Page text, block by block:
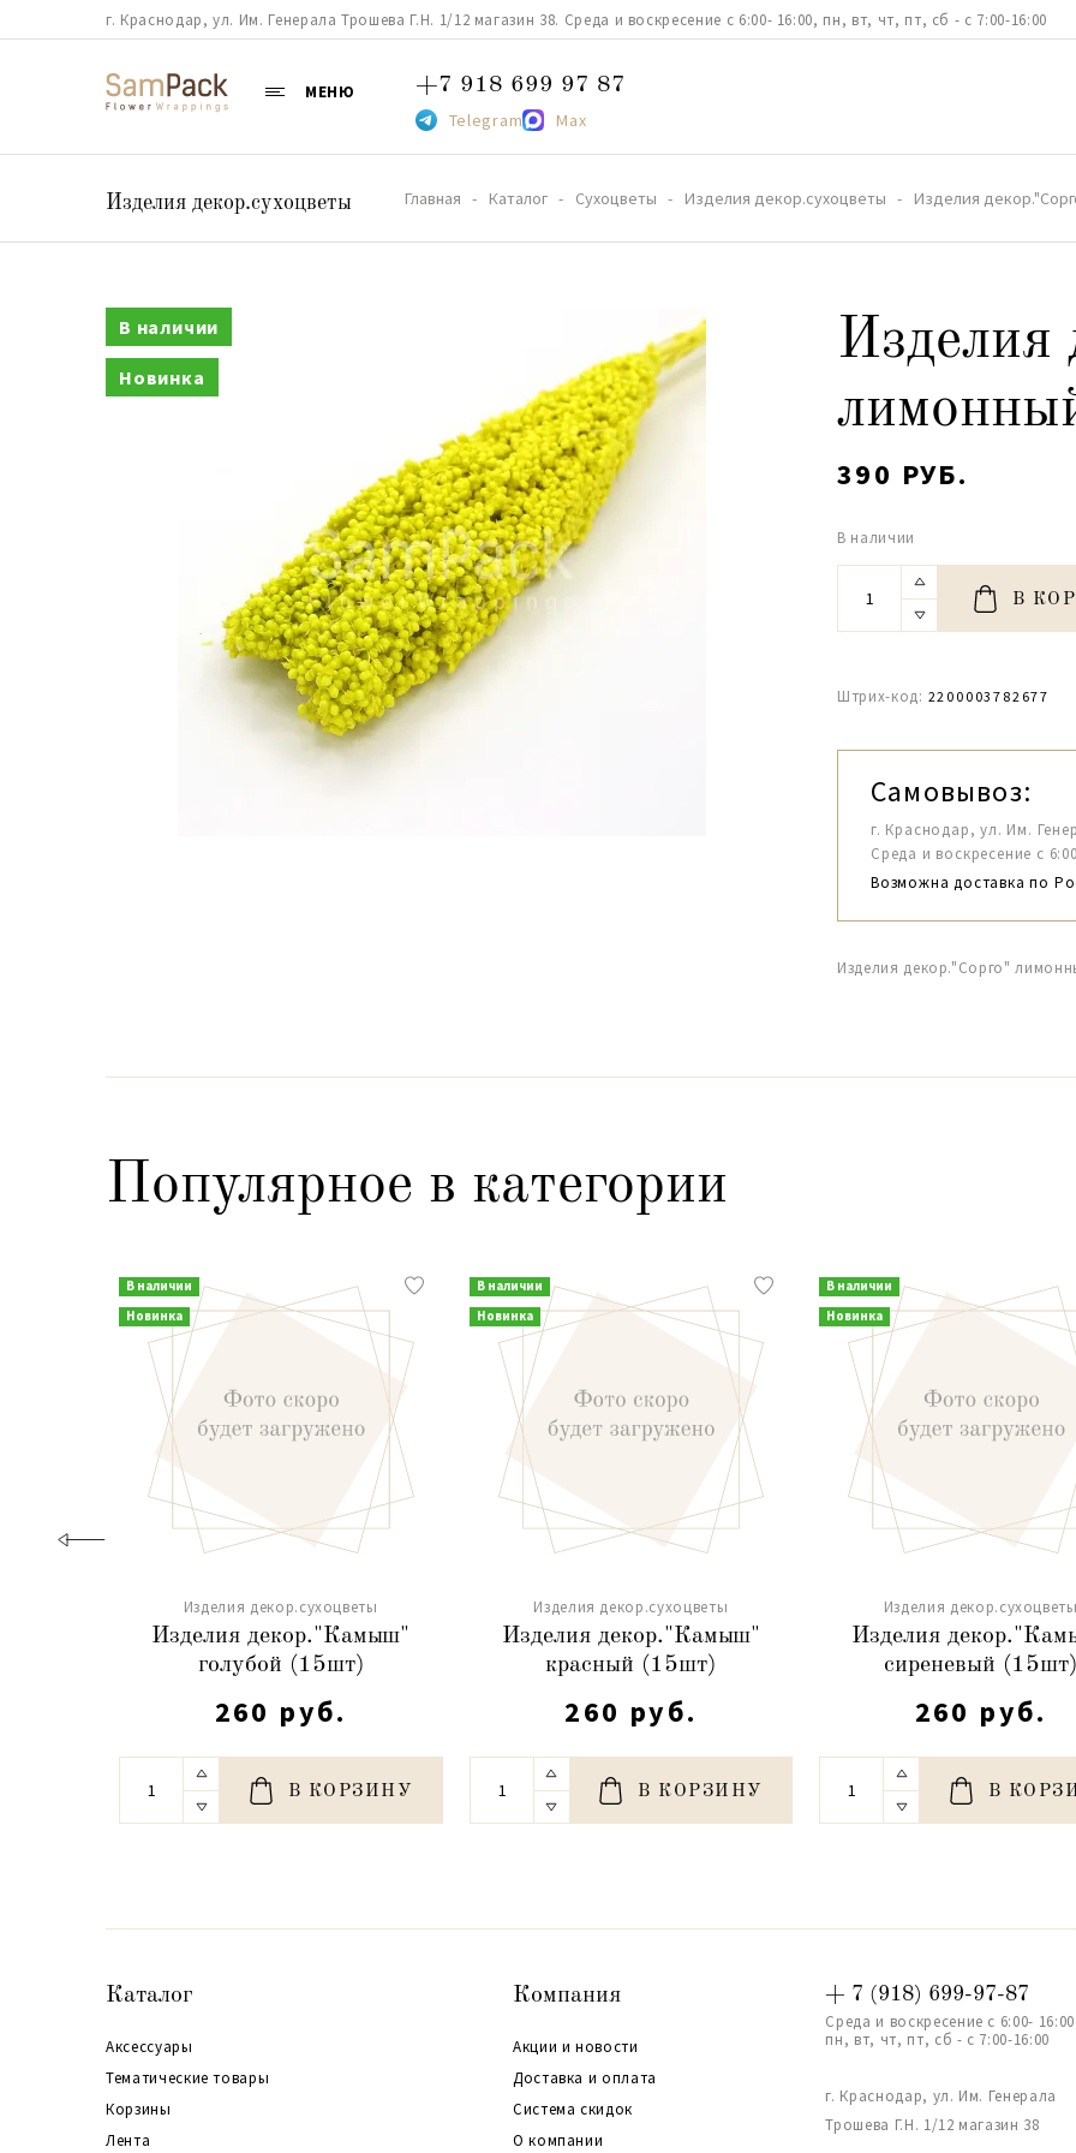
г. Краснодар, ул. Им. Генерала Трошева Г.Н. 1/12 магазин 38. Среда и воскресение с 6:00- 16:00, пн, вт, чт, пт, сб - с 7:00-16:00
МЕНЮ +7 918 699 97 87
Telegram Max
Изделия декор.сухоцветы Главная Каталог Сухоцветы Изделия декор.сухоцветы Изделия
В наличии
Новинка
Изделия
390 РУБ.
В наличии
В
Штрих-код: 2200003782677
Самовывоз:
г. Краснодар, ул. Им.
Среда и воскресение с
Возможна доставка по
Изделия декор."Сорго"
Популярное в категории
В наличии
Новинка
Изделия декор.сухоцветы
Изделия декор."Камыш"
голубой (15шт)
260 руб.
В КОРЗИНУ
В наличии
Новинка
Изделия декор.сухоцветы
Изделия декор."Камыш"
красный (15шт)
260 руб.
В КОРЗИНУ
В наличии
Новинка
Изделия декор.сухоцветы
Изделия
сиреневый (15шт)
260 руб.
В
Каталог
Аксессуары
Тематические товары
Корзины
Лента
Компания
Акции и новости
Доставка и оплата
Система скидок
О компании
+ 7 (918) 699-97-87
Среда и воскресение с 6:00-
пн, вт, чт, пт, сб - с 7:00-16:00
г. Краснодар, ул. Им. Генерала
Трошева Г.Н. 1/12 магазин 38